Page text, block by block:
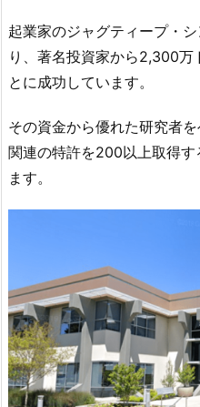
起業家のジャグティープ・
り、著名投資家から2,300万
とに成功しています。
その資金から優れた研究者
関連の特許を200以上取得
ます。